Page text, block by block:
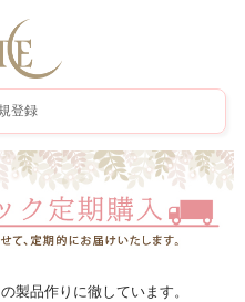
登録
製品作りに徹しています。